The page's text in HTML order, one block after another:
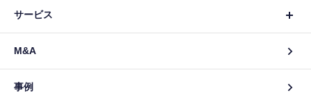
サービス
M&A
事例